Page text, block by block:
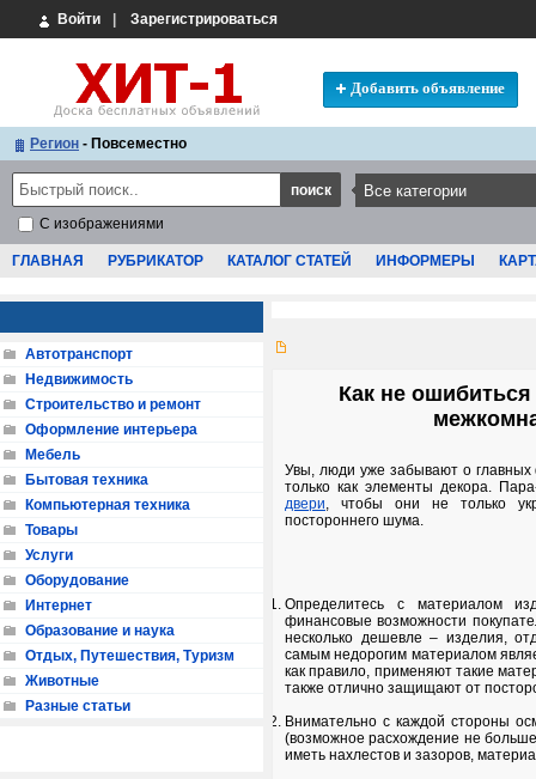
Войти Зарегистрироваться
Добавить объявление
Регион - Повсеместно
С изображениями
ГЛАВНАЯ РУБРИКАТОР КАТАЛОГ СТАТЕЙ ИНФОРМЕРЫ
Как не
Увы, люди уже забывают о
только как элементы декора.
двери, чтобы они не только
постороннего шума.
Определитесь с материалом
финансовые возможности
несколько дешевле – изделия,
самым недорогим материалом
как правило, применяют такие
также отлично защищают от
Внимательно с каждой стороны
(возможное расхождение не
иметь нахлестов и зазоров,
Автотранспорт
Недвижимость
Строительство и ремонт
Оформление интерьера
Мебель
Бытовая техника
Компьютерная техника
Товары
Услуги
Оборудование
Интернет
Образование и наука
Отдых, Путешествия, Туризм
Животные
Разные статьи